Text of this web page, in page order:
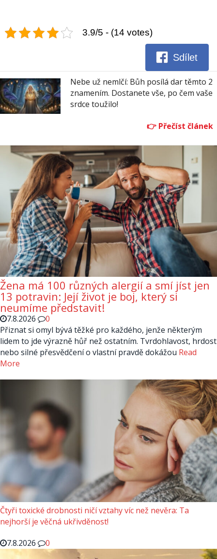
3.9/5 - (14 votes)
Sdílet
Nebe už nemlčí: Bůh posílá dar těmto 2
znamením. Dostanete vše, po čem vaše
srdce toužilo!
Žena má 100 různých alergií a smí jíst jen
13 potravin: Její život je boj, který si
neumíme představit!
7.8.2026
0
Přiznat si omyl bývá těžké pro každého, jenže některým
lidem to jde výrazně hůř než ostatním. Tvrdohlavost, hrdost
nebo silné přesvědčení o vlastní pravdě dokážou Read
More
Čtyři toxické drobnosti ničí vztahy víc než nevěra: Ta
nejhorší je věčná ukřivděnost!
7.8.2026
0